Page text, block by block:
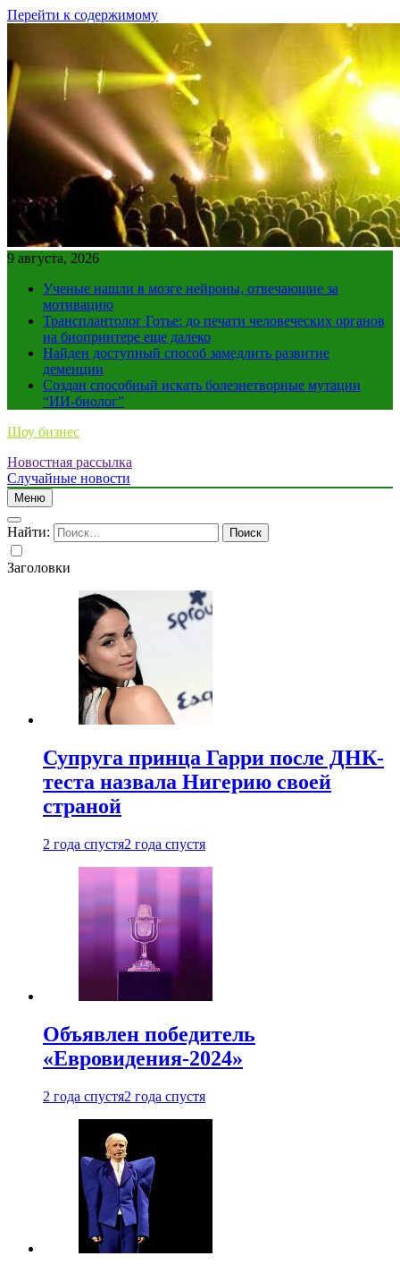
Перейти к содержимому
9 августа, 2026
Ученые нашли в мозге нейроны, отвечающие за
мотивацию
Трансплантолог Готье: до печати человеческих органов
на биопринтере еще далеко
Найден доступный способ замедлить развитие
деменции
Создан способный искать болезнетворные мутации
“ИИ-биолог”
Шоу бизнес
Новостная рассылка
Случайные новости
Меню
Найти:
Заголовки
Супруга принца Гарри после ДНК-
теста назвала Нигерию своей
страной
2 года спустя2 года спустя
Объявлен победитель
«Евровидения-2024»
2 года спустя2 года спустя